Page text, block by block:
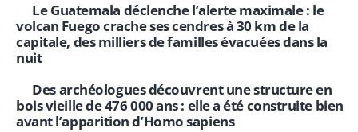
Le Guatemala déclenche l’alerte maximale : le
volcan Fuego crache ses cendres à 30 km de la
capitale, des milliers de familles évacuées dans la
nuit
Des archéologues découvrent une structure en
bois vieille de 476 000 ans : elle a été construite bien
avant l’apparition d’Homo sapiens